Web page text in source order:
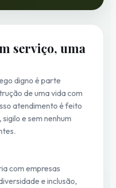
serviço, uma
digno é parte
de uma vida com
atendimento é feito
e sem nenhum
com empresas
e inclusão,